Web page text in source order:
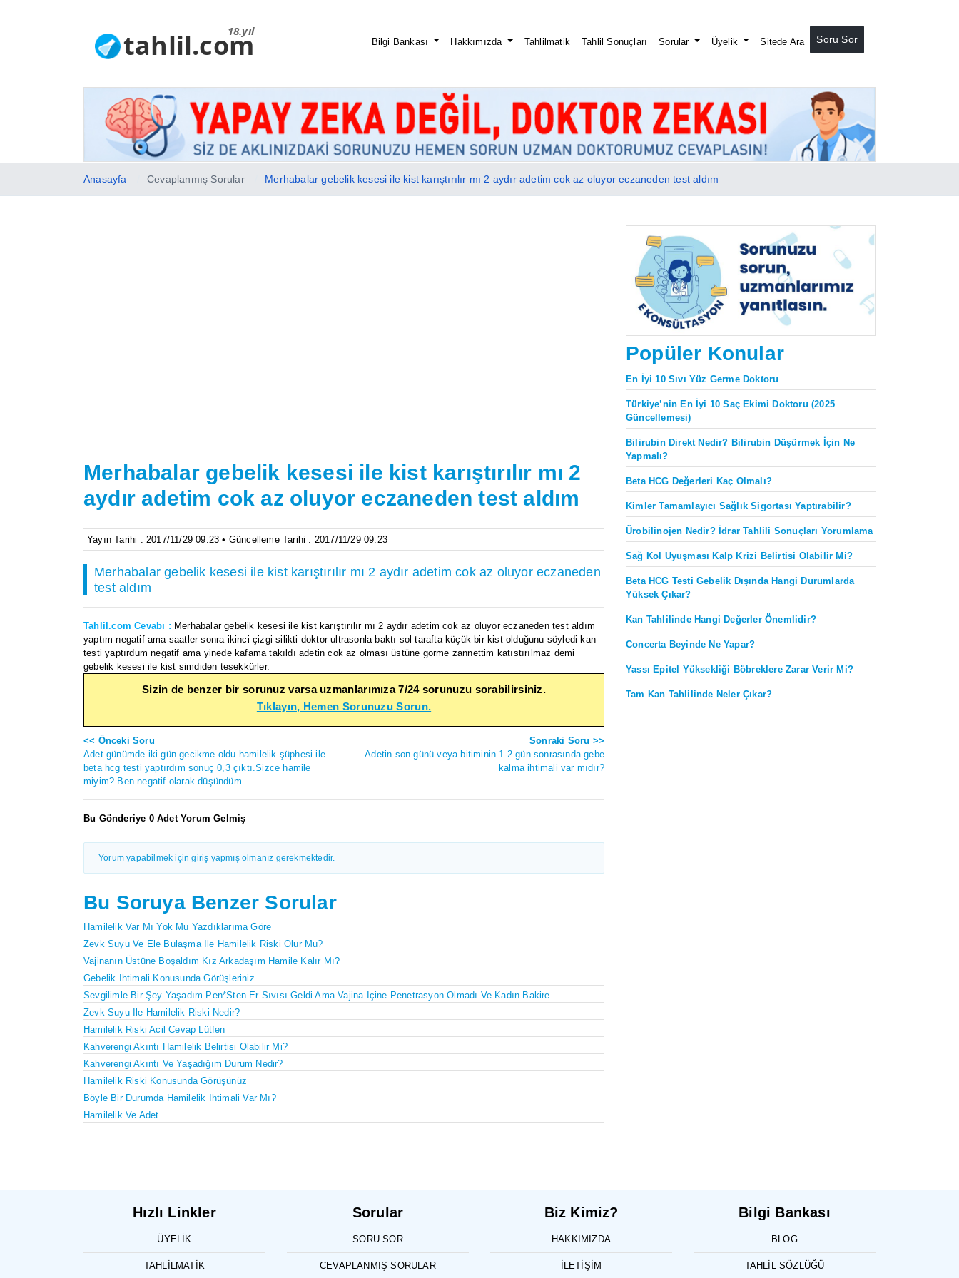
18.yıl
tahlil.com Bilgi Bankası Hakkımızda Tahlilmatik Tahlil Sonuçları Sorular Üyelik Sitede Ara Soru Sor
Anasayfa Cevaplanmış Sorular Merhabalar gebelik kesesi ile kist karıştırılır mı 2 aydır adetim cok az oluyor eczaneden test aldım
Merhabalar gebelik kesesi ile kist karıştırılır mı 2
aydır adetim cok az oluyor eczaneden test aldım
Yayın Tarihi : 2017/11/29 09:23 • Güncelleme Tarihi : 2017/11/29 09:23
Merhabalar gebelik kesesi ile kist karıştırılır mı 2 aydır adetim cok az oluyor eczaneden
test aldım
Tahlil.com Cevabı : Merhabalar gebelik kesesi ile kist karıştırılır mı 2 aydır adetim cok az oluyor eczaneden test aldım
yaptım negatif ama saatler sonra ikinci çizgi silikti doktor ultrasonla baktı sol tarafta küçük bir kist olduğunu söyledi kan
testi yaptırdum negatif ama yinede kafama takıldı adetin cok az olması üstüne gorme zannettim katıstırılmaz demi
gebelik kesesi ile kist simdiden tesekkürler.
Sizin de benzer bir sorunuz varsa uzmanlarımıza 7/24 sorunuzu sorabilirsiniz.
Tıklayın, Hemen Sorunuzu Sorun.
<< Önceki Soru
Adet günümde iki gün gecikme oldu hamilelik şüphesi ile
beta hcg testi yaptırdım sonuç 0,3 çıktı.Sizce hamile
miyim? Ben negatif olarak düşündüm.
Sonraki Soru >>
Adetin son günü veya bitiminin 1-2 gün sonrasında gebe
kalma ihtimali var mıdır?
Bu Gönderiye 0 Adet Yorum Gelmiş
Yorum yapabilmek için giriş yapmış olmanız gerekmektedir.
Bu Soruya Benzer Sorular
Hamilelik Var Mı Yok Mu Yazdıklarıma Göre
Zevk Suyu Ve Ele Bulaşma Ile Hamilelik Riski Olur Mu?
Vajinanın Üstüne Boşaldım Kız Arkadaşım Hamile Kalır Mı?
Gebelik Ihtimali Konusunda Görüşleriniz
Sevgilimle Bir Şey Yaşadım Pen*sten Er Sıvısı Geldi Ama Vajina Içine Penetrasyon Olmadı Ve Kadın Bakire
Zevk Suyu Ile Hamilelik Riski Nedir?
Hamilelik Riski Acil Cevap Lütfen
Kahverengi Akıntı Hamilelik Belirtisi Olabilir Mi?
Kahverengi Akıntı Ve Yaşadığım Durum Nedir?
Hamilelik Riski Konusunda Görüşünüz
Böyle Bir Durumda Hamilelik Ihtimali Var Mı?
Hamilelik Ve Adet
Popüler Konular
En İyi 10 Sıvı Yüz Germe Doktoru
Türkiye’nin En İyi 10 Saç Ekimi Doktoru (2025
Güncellemesi)
Bilirubin Direkt Nedir? Bilirubin Düşürmek İçin Ne
Yapmalı?
Beta HCG Değerleri Kaç Olmalı?
Kimler Tamamlayıcı Sağlık Sigortası Yaptırabilir?
Ürobilinojen Nedir? İdrar Tahlili Sonuçları Yorumlama
Sağ Kol Uyuşması Kalp Krizi Belirtisi Olabilir Mi?
Beta HCG Testi Gebelik Dışında Hangi Durumlarda
Yüksek Çıkar?
Kan Tahlilinde Hangi Değerler Önemlidir?
Concerta Beyinde Ne Yapar?
Yassı Epitel Yüksekliği Böbreklere Zarar Verir Mi?
Tam Kan Tahlilinde Neler Çıkar?
Hızlı Linkler
ÜYELIK
TAHLILMATIK
Sorular
SORU SOR
CEVAPLANMIŞ SORULAR
Biz Kimiz?
HAKKIMIZDA
İLETIŞIM
Bilgi Bankası
BLOG
TAHLIL SÖZLÜĞÜ